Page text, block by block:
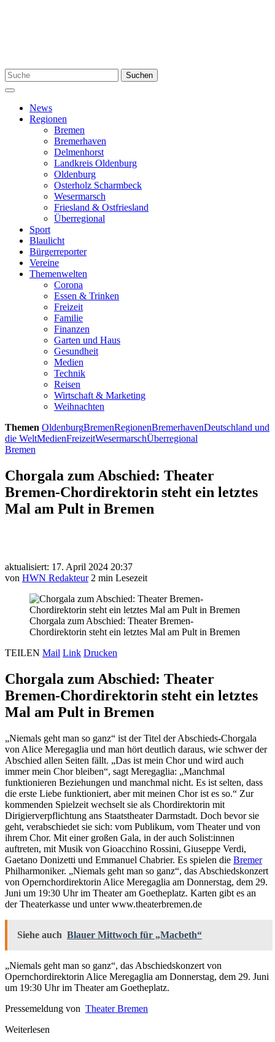
Suchen
nach:
Suchen
Menü
News
Regionen
Bremen
Bremerhaven
Delmenhorst
Landkreis Oldenburg
Oldenburg
Osterholz Scharmbeck
Wesermarsch
Friesland & Ostfriesland
Überregional
Sport
Blaulicht
Bürgerreporter
Vereine
Themenwelten
Corona
Essen & Trinken
Freizeit
Familie
Finanzen
Garten und Haus
Gesundheit
Medien
Technik
Reisen
Wirtschaft & Marketing
Weihnachten
Themen OldenburgBremenRegionenBremerhavenDeutschland und
die WeltMedienFreizeitWesermarschÜberregional
Bremen
Chorgala zum Abschied: Theater
Bremen-Chordirektorin steht ein letztes
Mal am Pult in Bremen
aktualisiert: 17. April 2024 20:37
von HWN Redakteur 2 min Lesezeit
Chorgala zum Abschied: Theater Bremen-
Chordirektorin steht ein letztes Mal am Pult in Bremen
TEILEN Mail Link Drucken
Chorgala zum Abschied: Theater
Bremen-Chordirektorin steht ein letztes
Mal am Pult in Bremen
„Niemals geht man so ganz“ ist der Titel der Abschieds-Chorgala
von Alice Meregaglia und man hört deutlich daraus, wie schwer der
Abschied allen Seiten fällt. „Das ist mein Chor und wird auch
immer mein Chor bleiben“, sagt Meregaglia: „Manchmal
funktionieren Beziehungen und manchmal nicht. Es ist selten, dass
die erste Liebe funktioniert, aber mit meinen Chor ist es so.“ Zur
kommenden Spielzeit wechselt sie als Chordirektorin mit
Dirigierverpflichtung ans Staatstheater Darmstadt. Doch bevor sie
geht, verabschiedet sie sich: vom Publikum, vom Theater und von
ihrem Chor. Mit einer großen Gala, in der auch Solist:innen
auftreten, mit Musik von Gioacchino Rossini, Giuseppe Verdi,
Gaetano Donizetti und Emmanuel Chabrier. Es spielen die Bremer
Philharmoniker. „Niemals geht man so ganz“, das Abschiedskonzert
von Opernchordirektorin Alice Meregaglia am Donnerstag, dem 29.
Juni um 19:30 Uhr im Theater am Goetheplatz. Karten gibt es an
der Theaterkasse und unter www.theaterbremen.de
Siehe auch Blauer Mittwoch für „Macbeth“
„Niemals geht man so ganz“, das Abschiedskonzert von
Opernchordirektorin Alice Meregaglia am Donnerstag, dem 29. Juni
um 19:30 Uhr im Theater am Goetheplatz.
Pressemeldung von Theater Bremen
Weiterlesen